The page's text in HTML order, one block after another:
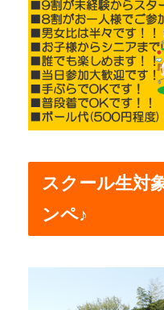
スクール生対
ンペ♪